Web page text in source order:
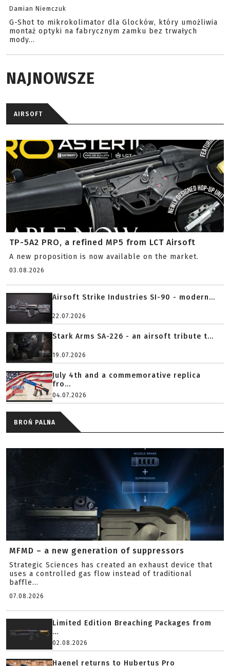
Damian Niemczuk
G-Shot to mikrokolimator dla Glocków, który umożliwia
montaż optyki na fabrycznym zamku bez trwałych
mody...
NAJNOWSZE
AIRSOFT
TP-5A2 PRO, a refined MP5 from LCT Airsoft
A new proposition is now available on the market.
03.08.2026
Airsoft Strike Industries SI-90 - modern...
22.07.2026
Stark Arms SA-226 - an airsoft tribute t...
19.07.2026
July 4th and a commemorative replica
fro...
04.07.2026
BROŃ PALNA
MFMD – a new generation of suppressors
Strategic Sciences has created an exhaust device that
uses a controlled gas flow instead of traditional
baffle...
07.08.2026
Limited Edition Breaching Packages from
...
02.08.2026
Haenel returns to Hubertus Pro